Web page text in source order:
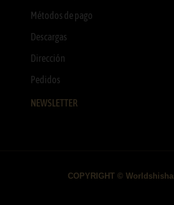
Métodos de pago
Descargas
Dirección
Pedidos
NEWSLETTER
COPYRIGHT ©